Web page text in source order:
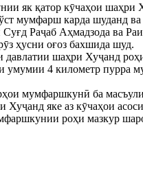
як қатор кӯчаҳои шаҳри
мумфарш карда шуданд
Раҷаб Аҳмадзода ва
ҳусни оғоз бахшида шуд.
шаҳри Хуҷанд
умумии 4 километр пурра
мумфаршкунӣ ба
яке аз кӯчаҳои
роҳи мазкур